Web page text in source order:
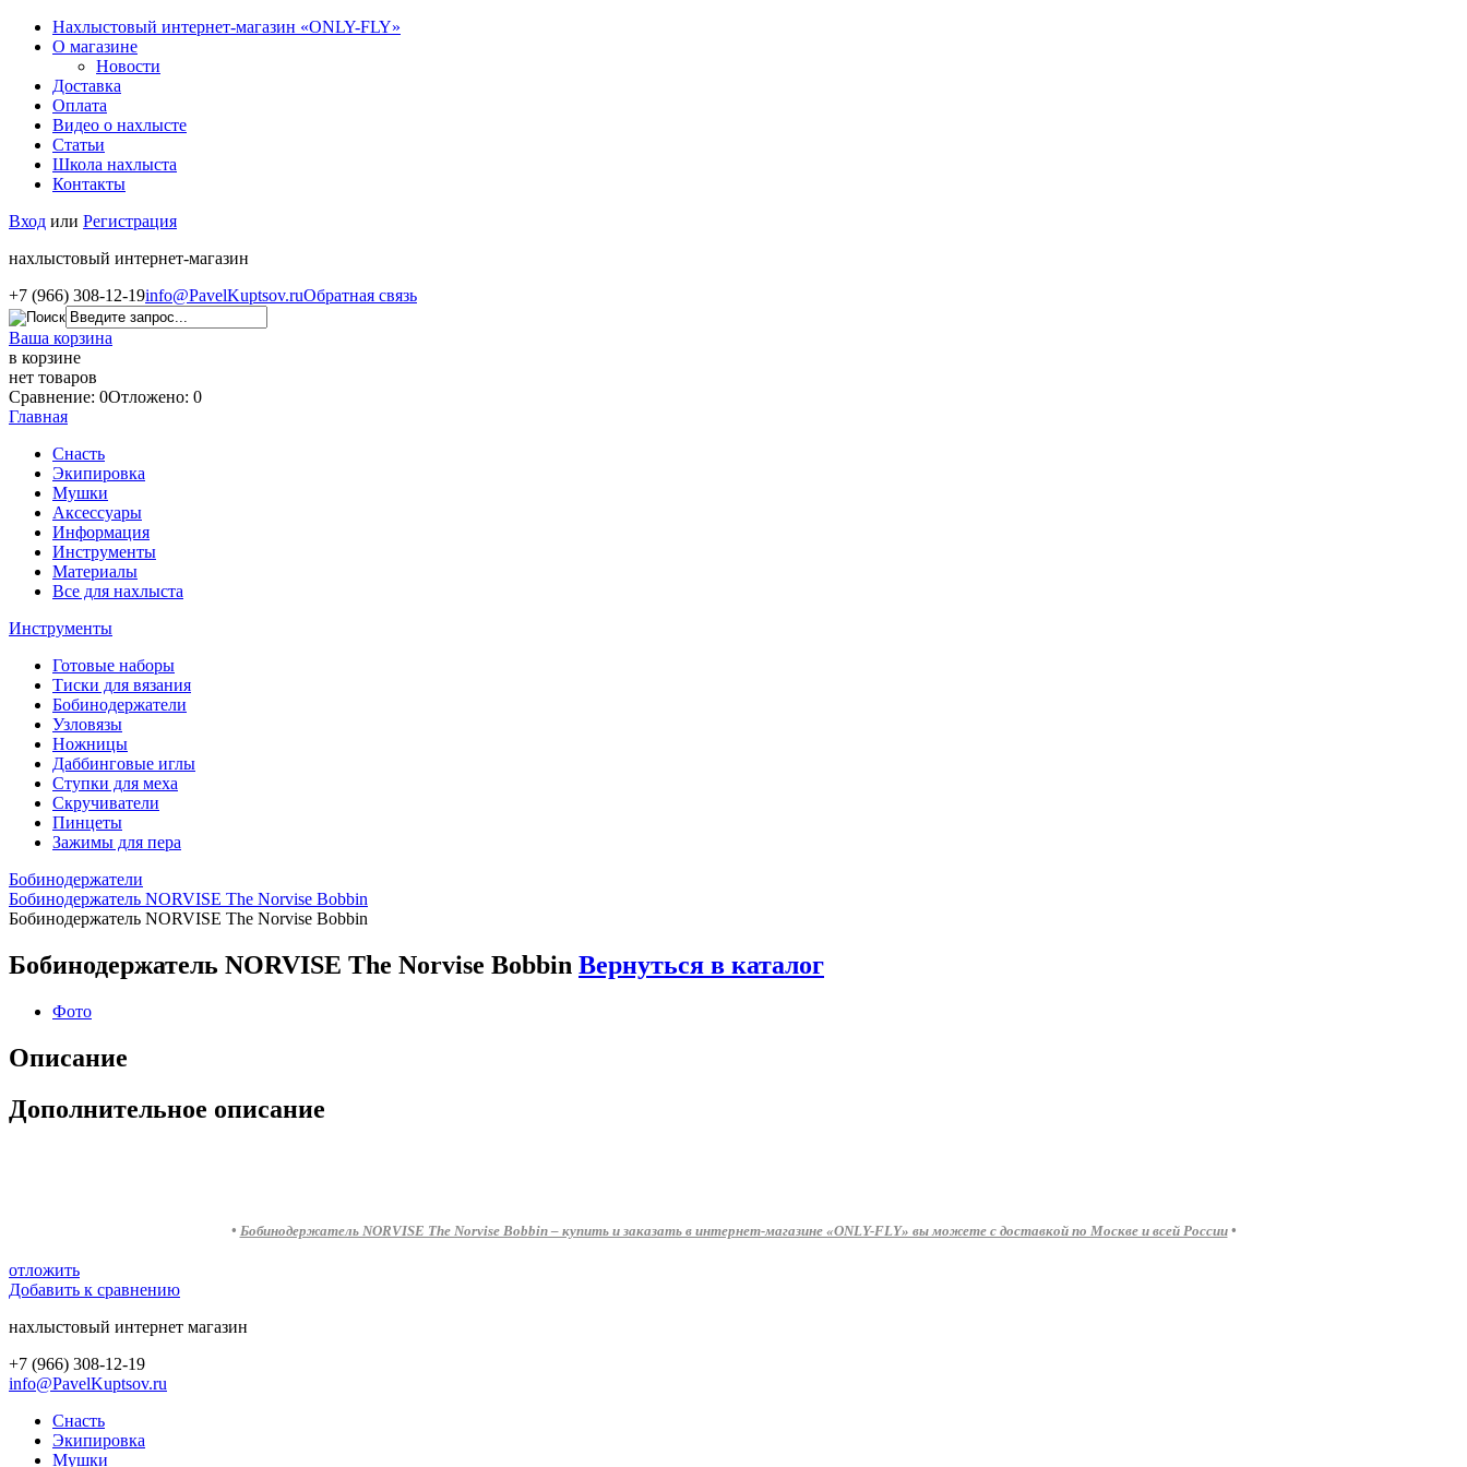
Нахлыстовый интернет-магазин «ONLY-FLY»
О магазине
Новости
Доставка
Оплата
Видео о нахлысте
Статьи
Школа нахлыста
Контакты
Вход или Регистрация
нахлыстовый интернет-магазин
+7 (966) 308-12-19info@PavelKuptsov.ruОбратная связь
Ваша корзина
в корзине
нет товаров
Сравнение: 0Отложено: 0
Главная
Снасть
Экипировка
Мушки
Аксессуары
Информация
Инструменты
Материалы
Все для нахлыста
Инструменты
Готовые наборы
Тиски для вязания
Бобинодержатели
Узловязы
Ножницы
Даббинговые иглы
Ступки для меха
Скручиватели
Пинцеты
Зажимы для пера
Бобинодержатели
Бобинодержатель NORVISE The Norvise Bobbin
Бобинодержатель NORVISE The Norvise Bobbin
Бобинодержатель NORVISE The Norvise Bobbin Вернуться в каталог
Фото
Описание
Дополнительное описание
• Бобинодержатель NORVISE The Norvise Bobbin – купить и заказать в интернет-магазине «ONLY-FLY» вы можете с доставкой по Москве и всей России•
отложить
Добавить к сравнению
нахлыстовый интернет магазин
+7 (966) 308-12-19
info@PavelKuptsov.ru
Снасть
Экипировка
Мушки